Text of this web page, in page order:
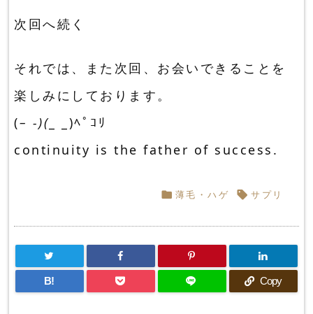
次回へ続く
それでは、また次回、お会いできることを
楽しみにしております。
(– -)( _ _)ﾍﾟｺﾘ
continuity is the father of success.
 薄毛・ハゲ  サプリ
B! Copy